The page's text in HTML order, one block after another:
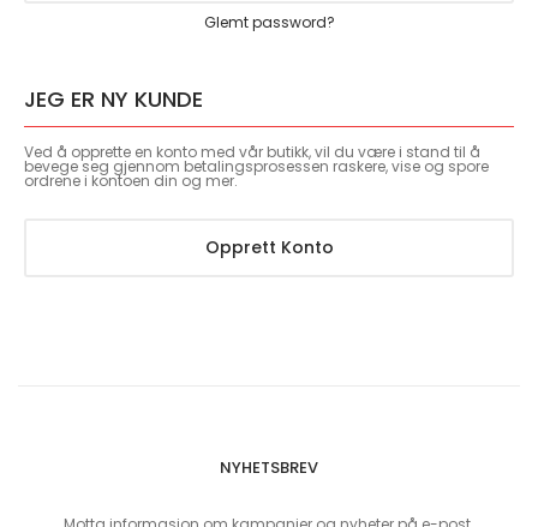
Glemt password?
JEG ER NY KUNDE
Ved å opprette en konto med vår butikk, vil du være i stand til å
bevege seg gjennom betalingsprosessen raskere, vise og spore
ordrene i kontoen din og mer.
Opprett Konto
NYHETSBREV